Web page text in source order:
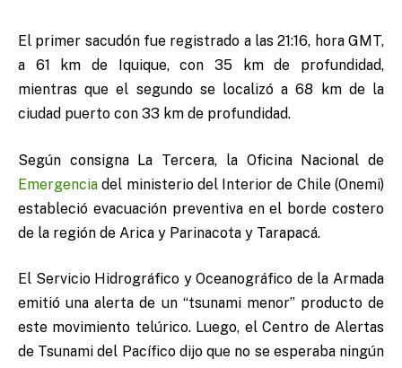
El primer sacudón fue registrado a las 21:16, hora GMT,
a 61 km de Iquique, con 35 km de profundidad,
mientras que el segundo se localizó a 68 km de la
ciudad puerto con 33 km de profundidad.
Según consigna La Tercera, la Oficina Nacional de
Emergencia del ministerio del Interior de Chile (Onemi)
estableció evacuación preventiva en el borde costero
de la región de Arica y Parinacota y Tarapacá.
El Servicio Hidrográfico y Oceanográfico de la Armada
emitió una alerta de un “tsunami menor” producto de
este movimiento telúrico. Luego, el Centro de Alertas
de Tsunami del Pacífico dijo que no se esperaba ningún